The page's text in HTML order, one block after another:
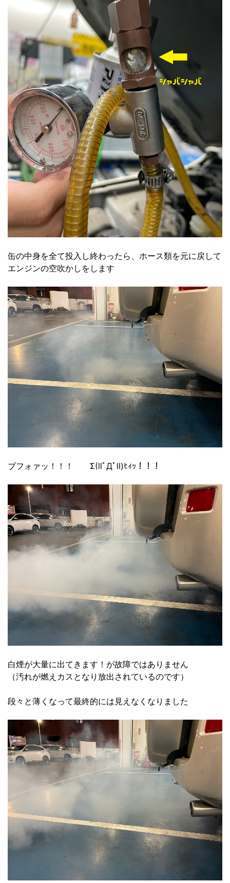
缶の中身を全て投入し終わったら、ホース類を元に戻して
エンジンの空吹かしをします
ブフォァッ！！！ Σ(llﾟДﾟll)ﾋｨｯ！！！
白煙が大量に出てきます！が故障ではありません
（汚れが燃えカスとなり放出されているのです）
段々と薄くなって最終的には見えなくなりました